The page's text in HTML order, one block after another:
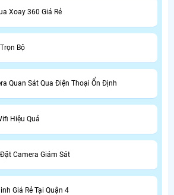
Xoay 360 Giá Rẻ
Bộ
Quan Sát Qua Điện Thoại Ổn Định
Hiệu Quả
Camera Giám Sát
Giá Rẻ Tại Quận 4